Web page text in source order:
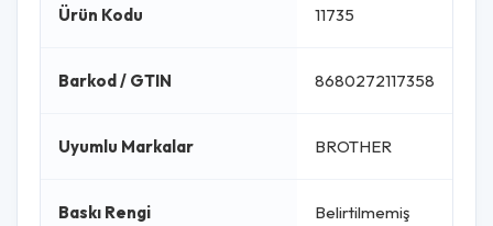
Ürün Kodu 11735
Barkod / GTIN 8680272117358
Uyumlu Markalar BROTHER
Baskı Rengi Belirtilmemiş